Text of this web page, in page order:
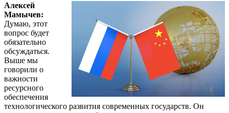
Алексей
Мамычев:
Думаю, этот
вопрос будет
обязательно
обсуждаться.
Выше мы
говорили о
важности
ресурсного
обеспечения
технологического развития современных государств. Он